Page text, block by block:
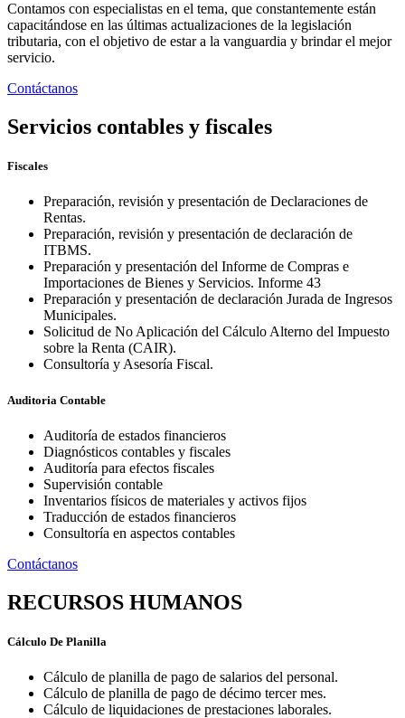
Contamos con especialistas en el tema, que constantemente están
capacitándose en las últimas actualizaciones de la legislación
tributaria, con el objetivo de estar a la vanguardia y brindar el mejor
servicio.
Contáctanos
Servicios contables y fiscales
Fiscales
Preparación, revisión y presentación de Declaraciones de
Rentas.
Preparación, revisión y presentación de declaración de
ITBMS.
Preparación y presentación del Informe de Compras e
Importaciones de Bienes y Servicios. Informe 43
Preparación y presentación de declaración Jurada de Ingresos
Municipales.
Solicitud de No Aplicación del Cálculo Alterno del Impuesto
sobre la Renta (CAIR).
Consultoría y Asesoría Fiscal.
Auditoria Contable
Auditoría de estados financieros
Diagnósticos contables y fiscales
Auditoría para efectos fiscales
Supervisión contable
Inventarios físicos de materiales y activos fijos
Traducción de estados financieros
Consultoría en aspectos contables
Contáctanos
RECURSOS HUMANOS
Cálculo De Planilla
Cálculo de planilla de pago de salarios del personal.
Cálculo de planilla de pago de décimo tercer mes.
Cálculo de liquidaciones de prestaciones laborales.